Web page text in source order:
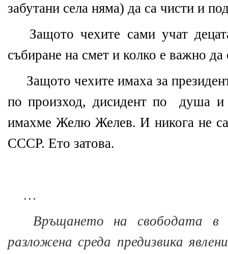
забутани села няма) да са чисти и
Защото чехите сами учат
събиране на смет и колко е важно да
Защото чехите имаха за
по произход, дисидент по душа и
имахме Желю Желев. И никога не
СССР. Ето затова.
…
Връщането на свободата в
разложена среда предизвика